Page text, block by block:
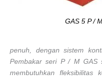
GAS 5 P /
penuh, dengan sistem
Pembakar seri P / M GAS
membutuhkan fleksibilitas